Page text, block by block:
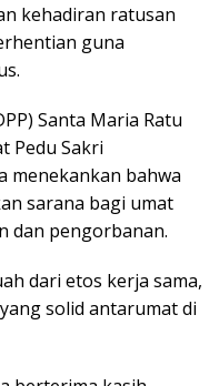
kehadiran ratusan
guna
Santa Maria Ratu
Pedu Sakri
menekankan bahwa
sarana bagi umat
dan pengorbanan.
dari etos kerja sama,
solid antarumat di